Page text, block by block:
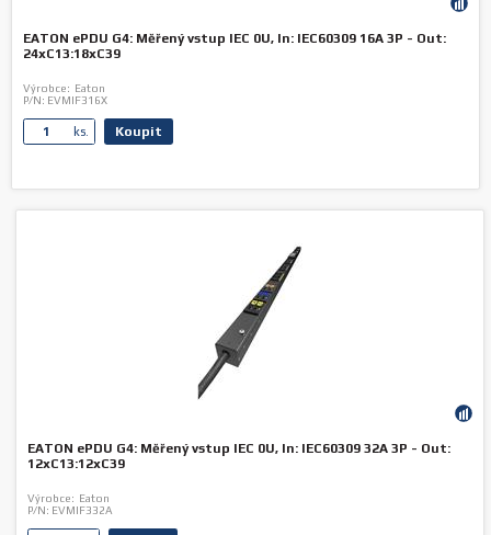
EATON ePDU G4: Měřený vstup IEC 0U, In: IEC60309 16A 3P - Out:
24xC13:18xC39
Výrobce: Eaton
P/N: EVMIF316X
ks. Koupit
EATON ePDU G4: Měřený vstup IEC 0U, In: IEC60309 32A 3P - Out:
12xC13:12xC39
Výrobce: Eaton
P/N: EVMIF332A